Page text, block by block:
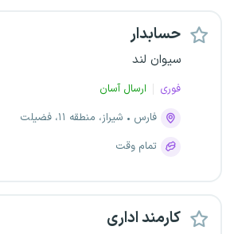
حسابدار
سیوان لند
فوری
ارسال آسان
فارس
شیراز، منطقه ۱۱، فضیلت
تمام وقت
کارمند اداری